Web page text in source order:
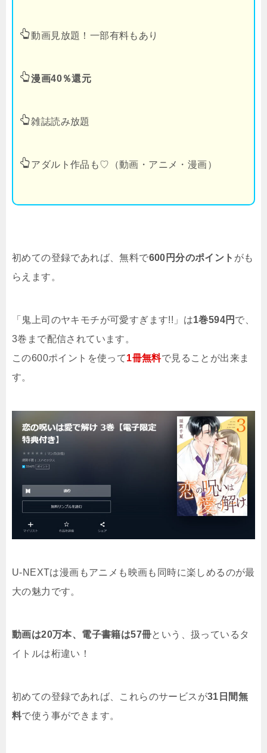
動画見放題！一部有料もあり
漫画40％還元
雑誌読み放題
アダルト作品も♡（動画・アニメ・漫画）
初めての登録であれば、無料で600円分のポイント がも
らえます。
「鬼上司のヤキモチが可愛すぎます!!」は1巻594円 で、
3巻まで配信されています。
この600ポイントを使って1冊無料で見ることが出来ま
す。
U-NEXTは漫画もアニメも映画も同時に楽しめるのが最
大の魅力です。
動画は20万本、電子書籍は57冊という、扱っているタ
イトルは桁違い！
初めての登録であれば、これらのサービスが31日間無
料で使う事ができます。